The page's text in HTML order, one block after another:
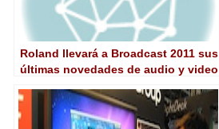
Roland llevará a Broadcast 2011 sus
últimas novedades de audio y video